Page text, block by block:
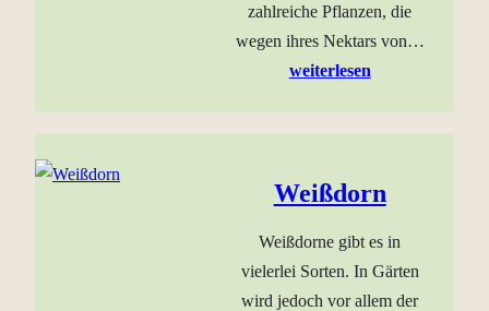
zahlreiche Pflanzen, die
wegen ihres Nektars von…
weiterlesen
Weißdorn
Weißdorne gibt es in
vielerlei Sorten. In Gärten
wird jedoch vor allem der